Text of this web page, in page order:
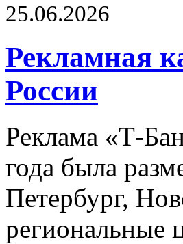
25.06.2026
Рекламная
России
Реклама «Т-
года была
Петербург,
региональные